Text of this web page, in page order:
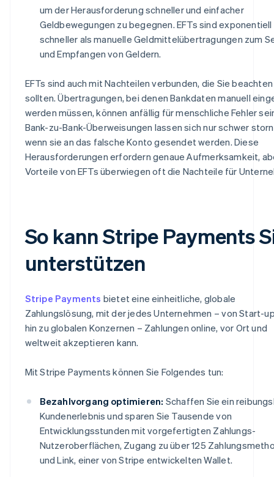
um der Herausforderung schneller und einfacher
Geldbewegungen zu begegnen. EFTs sind exponentiell
schneller als manuelle Geldmittelübertragungen zum
und Empfangen von Geldern.
EFTs sind auch mit Nachteilen verbunden, die Sie beachten
sollten. Übertragungen, bei denen Bankdaten manuell
werden müssen, können anfällig für menschliche Fehler
Bank-zu-Bank-Überweisungen lassen sich nur schwer
wenn sie an das falsche Konto gesendet werden. Diese
Herausforderungen erfordern genaue Aufmerksamkeit,
Vorteile von EFTs überwiegen oft die Nachteile für
So kann Stripe Payments
unterstützen
Stripe Payments bietet eine einheitliche, globale
Zahlungslösung, mit der jedes Unternehmen – von Start-
hin zu globalen Konzernen – Zahlungen online, vor Ort und
weltweit akzeptieren kann.
Mit Stripe Payments können Sie Folgendes tun:
Bezahlvorgang optimieren: Schaffen Sie ein
Kundenerlebnis und sparen Sie Tausende von
Entwicklungsstunden mit vorgefertigten Zahlungs-
Nutzeroberflächen, Zugang zu über 125
und Link, einer von Stripe entwickelten Wallet.